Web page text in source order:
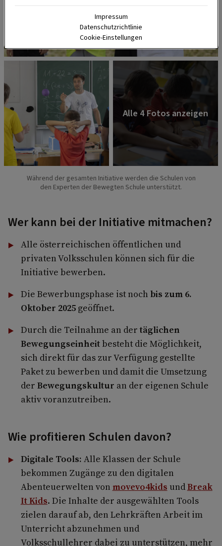
Während der gesamten Initiative werden die Schulen von
den Experten der Bewegten Schule unterstützt.
Wer kann bei der Initiative mitmachen?
Alle österreichischen öffentlichen und
privaten Volksschulen können sich für die
Initiative bewerben.
Die Bewerbungsphase ist noch bis zum 6.
Oktober 2025geöffnet.
Durch die Teilnahme an dertäglichen
Bewegungseinheitbesteht die Möglichkeit,
sich direkt für das zur Verfügung gestellte
Paket zu bewerben und damit die Umsetzung
der Bewegungskultur an der eigenen Schule
aktiv voranzutreiben.
Wie profitieren Schulen davon?
Digitale Tools: Alle Klassen der Schule
bekommen Zugänge zu den digitalen
Abenteuerwelten von movevo4kids undBreak
It Kids. Die Inhalte der ausgewählten Tools
zielen darauf ab, den Lehrkräften Arbeit im
Unterricht abzunehmen und
Volksschullehrer dabei zu unterstützen, mehr
Impressum
Datenschutzrichtlinie
Cookie-Einstellungen